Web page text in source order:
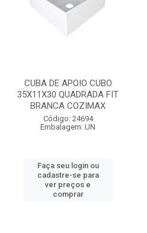
CUBA DE APOIO CUBO
35X11X30 QUADRADA FIT
BRANCA COZIMAX
Código: 24694
Embalagem: UN
Faça seu login ou
cadastre-se para
ver preços e
comprar